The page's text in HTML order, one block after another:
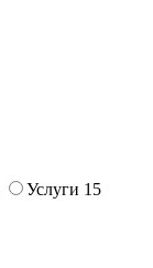
Услуги 15